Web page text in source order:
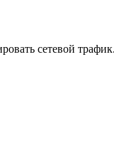
сетевой трафик.